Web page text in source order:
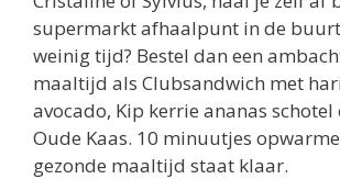
supermarkt afhaalpunt in de
weinig tijd? Bestel dan een
maaltijd als Clubsandwich met
avocado, Kip kerrie ananas
Oude Kaas. 10 minuutjes
gezonde maaltijd staat klaar.